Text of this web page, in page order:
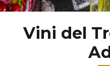
Vini del